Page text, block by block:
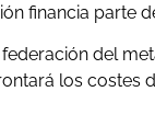
financia parte
del
los costes